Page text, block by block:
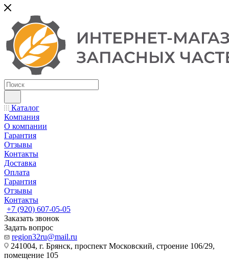
Каталог
Компания
О компании
Гарантия
Отзывы
Контакты
Доставка
Оплата
Гарантия
Отзывы
Контакты
+7 (920) 607-05-05
Заказать звонок
Задать вопрос
region32ru@mail.ru
241004, г. Брянск, проспект Московский, строение 106/29,
помещение 105